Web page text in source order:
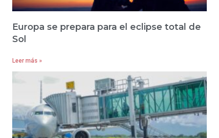
Europa se prepara para el eclipse total de
Sol
Leer más »